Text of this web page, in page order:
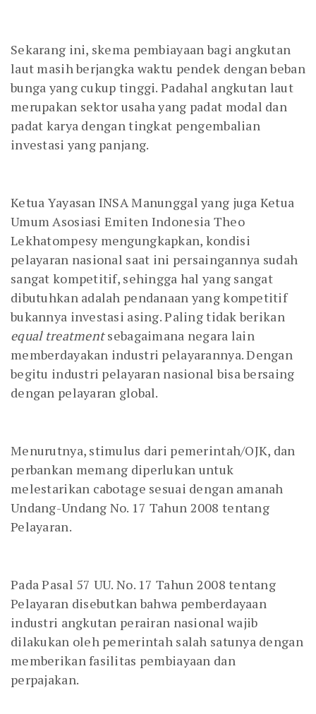
Sekarang ini, skema pembiayaan bagi angkutan
laut masih berjangka waktu pendek dengan beban
bunga yang cukup tinggi. Padahal angkutan laut
merupakan sektor usaha yang padat modal dan
padat karya dengan tingkat pengembalian
investasi yang panjang.
Ketua Yayasan INSA Manunggal yang juga Ketua
Umum Asosiasi Emiten Indonesia Theo
Lekhatompesy mengungkapkan, kondisi
pelayaran nasional saat ini persaingannya sudah
sangat kompetitif, sehingga hal yang sangat
dibutuhkan adalah pendanaan yang kompetitif
bukannya investasi asing. Paling tidak berikan
equal treatmentsebagaimana negara lain
memberdayakan industri pelayarannya. Dengan
begitu industri pelayaran nasional bisa bersaing
dengan pelayaran global.
Menurutnya, stimulus dari pemerintah/OJK, dan
perbankan memang diperlukan untuk
melestarikan cabotage sesuai dengan amanah
Undang-Undang No. 17 Tahun 2008 tentang
Pelayaran.
Pada Pasal 57 UU. No. 17 Tahun 2008 tentang
Pelayaran disebutkan bahwa pemberdayaan
industri angkutan perairan nasional wajib
dilakukan oleh pemerintah salah satunya dengan
memberikan fasilitas pembiayaan dan
perpajakan.